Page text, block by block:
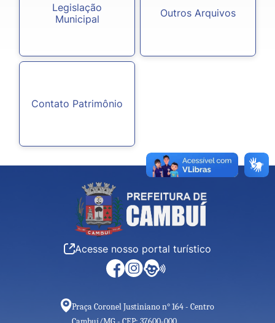
Legislação
Municipal
Outros Arquivos
Contato Patrimônio
Acesse nosso portal turístico
Praça Coronel Justiniano n° 164 - Centro